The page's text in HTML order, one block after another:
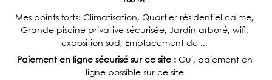
Mes points forts: Climatisation, Quartier résidentiel calme,
Grande piscine privative sécurisée, Jardin arboré, wifi,
exposition sud, Emplacement de ...
Paiement en ligne sécurisé sur ce site : Oui, paiement en
ligne possible sur ce site